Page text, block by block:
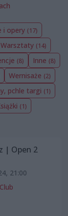
i opery (17)
Warsztaty (14)
(8) Inne (8)
Wernisaże (2)
pchle targi (1)
(1)
| Open 2
21:00